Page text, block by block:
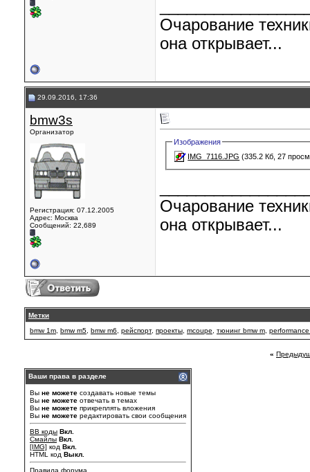
Очарование
она открывает...
29.09.2016, 17:36
bmw3s
Организатор
Регистрация: 07.12.2005
Адрес: Москва
Сообщений: 22,689
Изображения
IMG_7116.JPG (335.2 Кб, 27
Очарование
она открывает...
Метки
bmw 1m bmw m5 bmw m6 рейспорт, проекты mcoupe тюнинг bmw m
«
Ваши права в разделе
Вы не можете создавать новые темы
Вы не можете отвечать в темах
Вы не можете прикреплять вложения
Вы не можете редактировать свои сообщения
BB коды Вкл.
Смайлы Вкл.
[IMG] код Вкл.
HTML код Выкл.
Правила форума